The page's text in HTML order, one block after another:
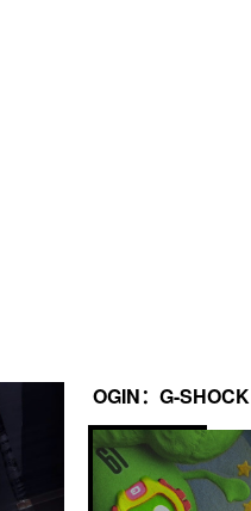
OGIN：G-SHOCK